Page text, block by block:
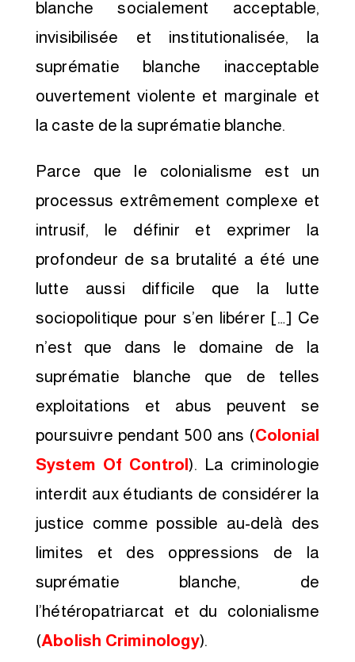
blanche socialement acceptable,
invisibilisée et institutionalisée, la
suprématie blanche inacceptable
ouvertement violente et marginale et
la caste de la suprématie blanche.
Parce que le colonialisme est un
processus extrêmement complexe et
intrusif, le définir et exprimer la
profondeur de sa brutalité a été une
lutte aussi difficile que la lutte
sociopolitique pour s’en libérer […] Ce
n’est que dans le domaine de la
suprématie blanche que de telles
exploitations et abus peuvent se
poursuivre pendant 500 ans (Colonial
System Of Control). La criminologie
interdit aux étudiants de considérer la
justice comme possible au-delà des
limites et des oppressions de la
suprématie blanche, de
l’hétéropatriarcat et du colonialisme
(Abolish Criminology).